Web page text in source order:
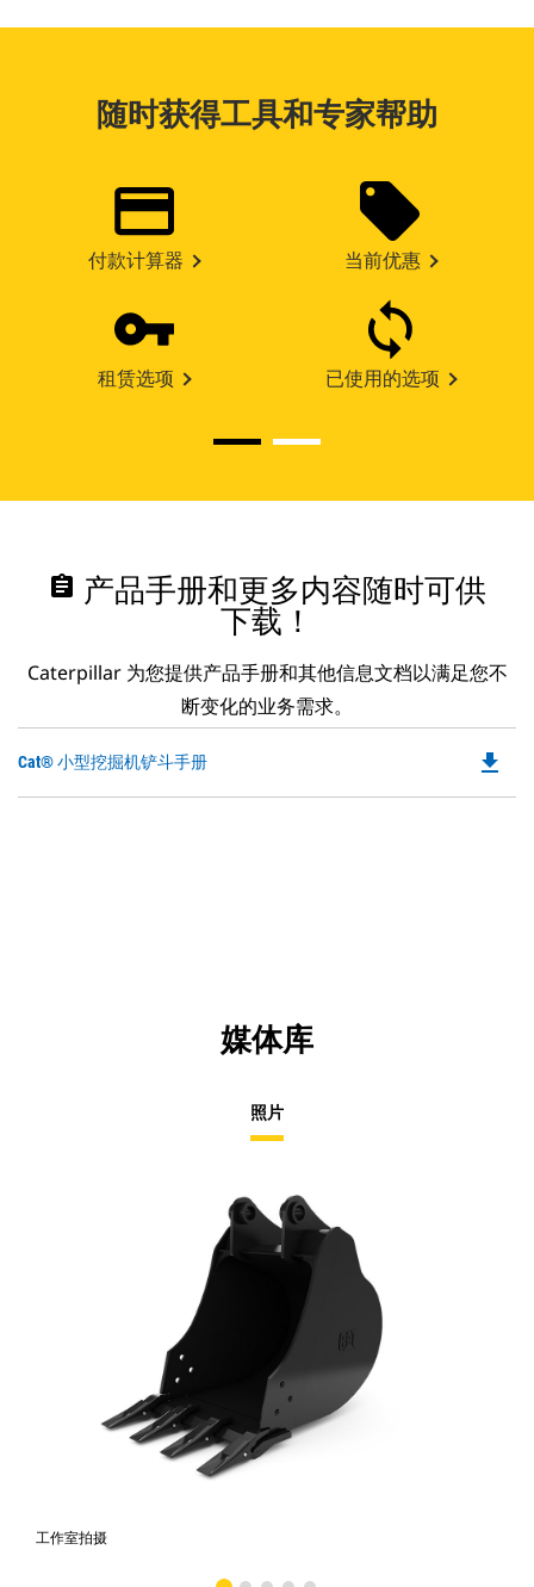
随时获得工具和专家帮助
付款计算器 当前优惠
租赁选项 已使用的选项
assignment 产品手册和更多内容随时可供
下载！
Caterpillar 为您提供产品手册和其他信息文档以满足您不
断变化的业务需求。
Cat® 小型挖掘机铲斗手册 file_download
媒体库
照片
工作室拍摄